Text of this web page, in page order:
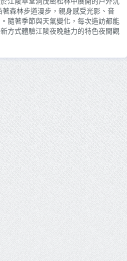
森林步道漫步，親身感受光影、音
隨著季節與天氣變化，每次造訪都能
方式體驗江陵夜晚魅力的特色夜間觀